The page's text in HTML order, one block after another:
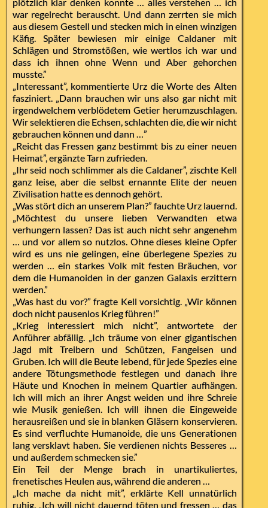
plötzlich klar denken konnte … alles verstehen … ich
war regelrecht berauscht. Und dann zerrten sie mich
aus diesem Gestell und stecken mich in einen winzigen
Käfig. Später bewiesen mir einige Caldaner mit
Schlägen und Stromstößen, wie wertlos ich war und
dass ich ihnen ohne Wenn und Aber gehorchen
musste.”
„Interessant”, kommentierte Urz die Worte des Alten
fasziniert. „Dann brauchen wir uns also gar nicht mit
irgendwelchem verblödetem Getier herumzuschlagen.
Wir selektieren die Echsen, schlachten die, die wir nicht
gebrauchen können und dann …”
„Reicht das Fressen ganz bestimmt bis zu einer neuen
Heimat”, ergänzte Tarn zufrieden.
„Ihr seid noch schlimmer als die Caldaner”, zischte Kell
ganz leise, aber die selbst ernannte Elite der neuen
Zivilisation hatte es dennoch gehört.
„Was stört dich an unserem Plan?” fauchte Urz lauernd.
„Möchtest du unsere lieben Verwandten etwa
verhungern lassen? Das ist auch nicht sehr angenehm
… und vor allem so nutzlos. Ohne dieses kleine Opfer
wird es uns nie gelingen, eine überlegene Spezies zu
werden … ein starkes Volk mit festen Bräuchen, vor
dem die Humanoiden in der ganzen Galaxis erzittern
werden.”
„Was hast du vor?” fragte Kell vorsichtig. „Wir können
doch nicht pausenlos Krieg führen!”
„Krieg interessiert mich nicht”, antwortete der
Anführer abfällig. „Ich träume von einer gigantischen
Jagd mit Treibern und Schützen, Fangeisen und
Gruben. Ich will die Beute lebend, für jede Spezies eine
andere Tötungsmethode festlegen und danach ihre
Häute und Knochen in meinem Quartier aufhängen.
Ich will mich an ihrer Angst weiden und ihre Schreie
wie Musik genießen. Ich will ihnen die Eingeweide
herausreißen und sie in blanken Gläsern konservieren.
Es sind verfluchte Humanoide, die uns Generationen
lang versklavt haben. Sie verdienen nichts Besseres …
und außerdem schmecken sie.”
Ein Teil der Menge brach in unartikuliertes,
frenetisches Heulen aus, während die anderen …
„Ich mache da nicht mit”, erklärte Kell unnatürlich
ruhig. „Ich will nicht dauernd töten und fressen … das